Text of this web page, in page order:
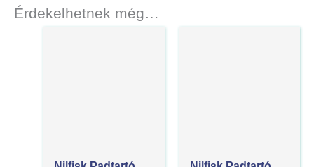
Érdekelhetnek még…